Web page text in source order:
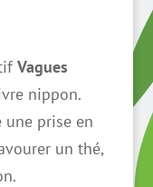
Vagues
nippon.
prise en
un thé,